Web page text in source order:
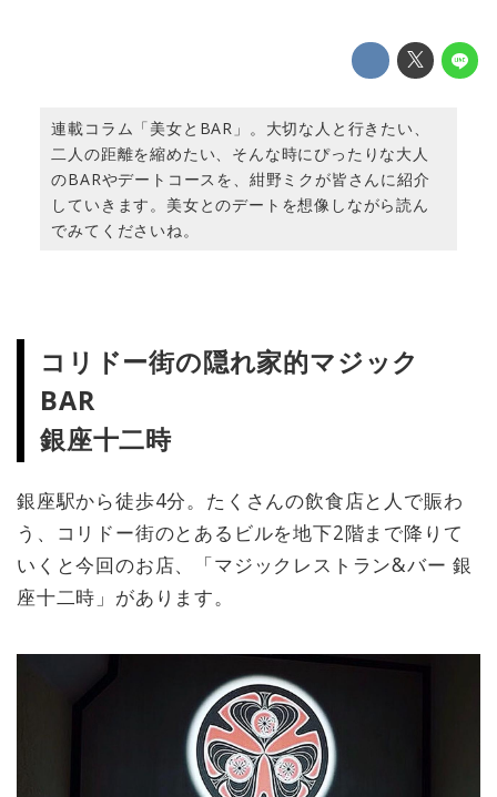
連載コラム「美女とBAR」。大切な人と行きたい、
二人の距離を縮めたい、そんな時にぴったりな大人
のBARやデートコースを、紺野ミクが皆さんに紹介
していきます。美女とのデートを想像しながら読ん
でみてくださいね。
コリドー街の隠れ家的マジック
BAR
銀座十二時
銀座駅から徒歩4分。たくさんの飲食店と人で賑わ
う、コリドー街のとあるビルを地下2階まで降りて
いくと今回のお店、「マジックレストラン&バー 銀
座十二時」があります。